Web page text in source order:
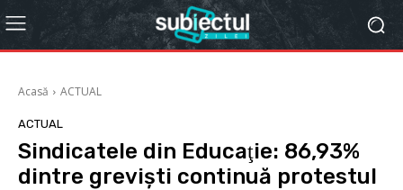
Acasă ACTUAL
ACTUAL
Sindicatele din Educaţie: 86,93%
dintre grevişti continuă protestul